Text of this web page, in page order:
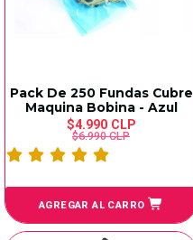
Pack De 250 Fundas Cubre
Maquina Bobina - Azul
$4.990 CLP
$6.990 CLP
AGREGAR AL CARRO